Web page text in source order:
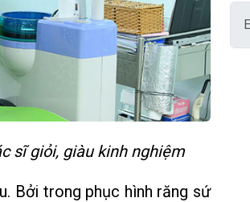
sĩ giỏi, giàu kinh nghiệm
Bởi trong phục hình răng sứ